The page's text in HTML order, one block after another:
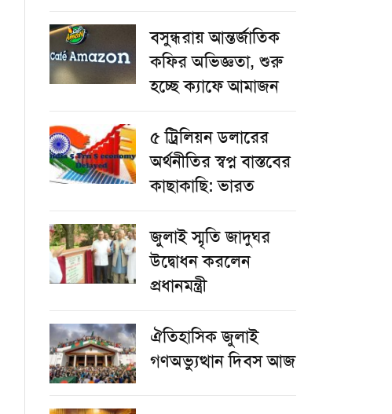
বসুন্ধরায় আন্তর্জাতিক
কফির অভিজ্ঞতা, শুরু
হচ্ছে ক্যাফে আমাজন
৫ ট্রিলিয়ন ডলারের
অর্থনীতির স্বপ্ন বাস্তবের
কাছাকাছি: ভারত
জুলাই স্মৃতি জাদুঘর
উদ্বোধন করলেন
প্রধানমন্ত্রী
ঐতিহাসিক জুলাই
গণঅভ্যুত্থান দিবস আজ